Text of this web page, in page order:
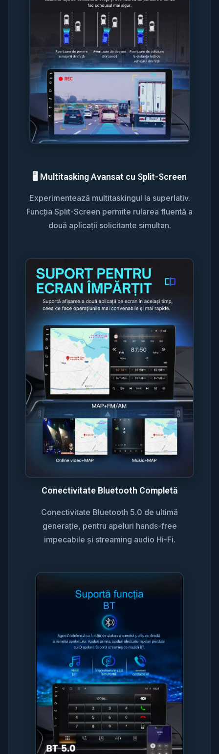
🖥️ Multitasking Avansat cu Split-Screen
Experimentează multitaskingul la superlativ.
Funcția Split-Screen permite rularea fluentă a
două aplicații solicitante simultan.
Conectivitate Bluetooth Completă
Conectivitate Bluetooth 5.0 de ultimă
generație, pentru apeluri hands-free
impecabile și streaming audio Hi-Fi.